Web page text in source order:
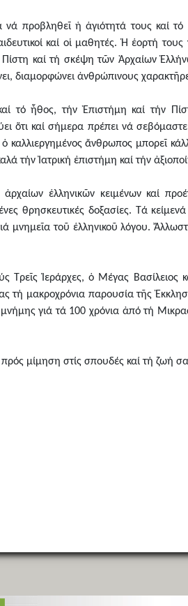
προβληθεῖ ἡ ἁγιότητά τους καί τό
καί οἱ μαθητές. Ἡ ἑορτή
Πίστη καί τή σκέψη τῶν Ἀρχαίων
διαμορφώνει ἀνθρώπινους
τό ἦθος, τήν Ἐπιστήμη καί τήν
ὅτι καί σήμερα πρέπει νά
ὁ καλλιεργημένος ἄνθρωπος μπορεῖ
τήν Ἰατρική ἐπιστήμη καί τήν
ἑλληνικῶν κειμένων καί
θρησκευτικές δοξασίες. Τά
μνημεῖα τοῦ ἑλληνικοῦ λόγου.
Τρεῖς Ἱεράρχες, ὁ Μέγας
τή μακροχρόνια παρουσία τῆς
γιά τά 100 χρόνια ἀπό τή
μίμηση στίς σπουδές καί τή ζωή